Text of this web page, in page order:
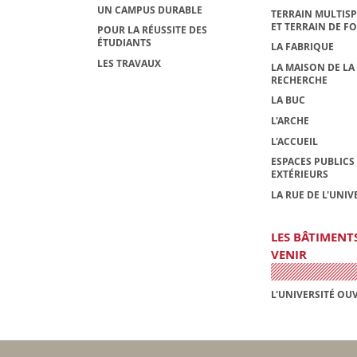
UN CAMPUS DURABLE
POUR LA RÉUSSITE DES
ÉTUDIANTS
LES TRAVAUX
TERRAIN
ET TERRAIN DE
LA FABRIQUE
LA MAISON DE LA
RECHERCHE
LA BUC
L'ARCHE
L'ACCUEIL
ESPACES PUBLICS
EXTÉRIEURS
LA RUE DE
LES
VENIR
L'UNIVERSITÉ